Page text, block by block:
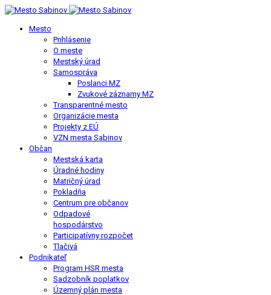
Mesto
Prihlásenie
O meste
Mestský úrad
Samospráva
Poslanci MZ
Zvukové záznamy MZ
Transparentné mesto
Organizácie mesta
Projekty z EÚ
VZN mesta Sabinov
Občan
Mestská karta
Úradné hodiny
Matričný úrad
Pokladňa
Centrum pre občanov
Odpadové
hospodárstvo
Participatívny rozpočet
Tlačivá
Podnikateľ
Program HSR mesta
Sadzobník poplatkov
Územný plán mesta